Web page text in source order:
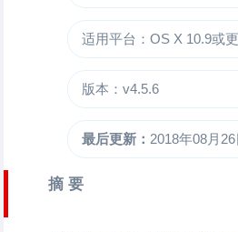
适用平台：OS X 10.9或
版本：v4.5.6
最后更新： 2018年08月26
摘 要